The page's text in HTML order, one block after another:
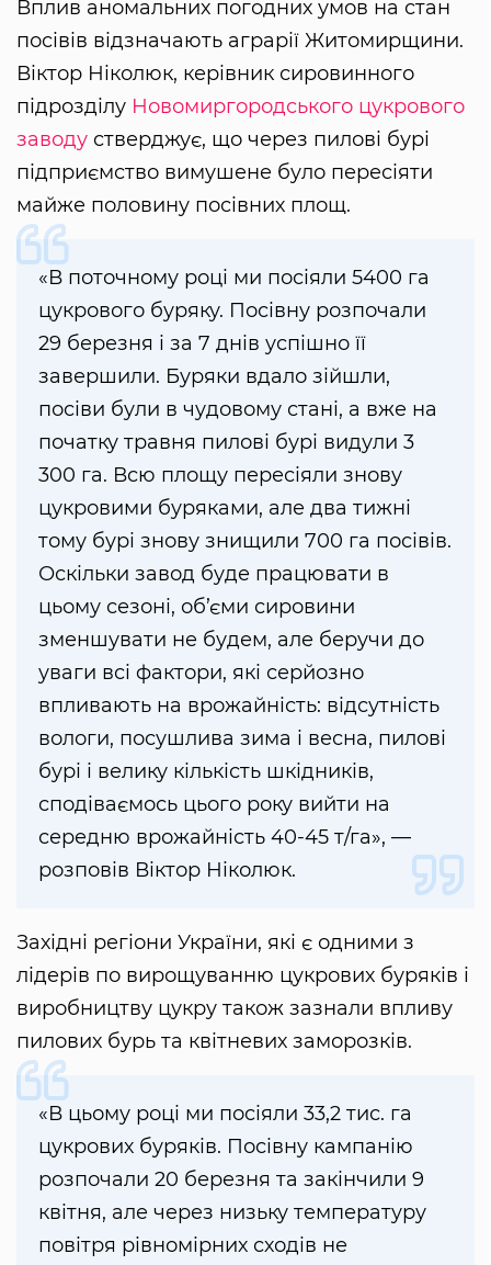
Вплив аномальних погодних умов на стан
посівів відзначають аграрії Житомирщини.
Віктор Ніколюк, керівник сировинного
підрозділу Новомиргородського цукрового
заводу стверджує, що через пилові бурі
підприємство вимушене було пересіяти
майже половину посівних площ.
«В поточному році ми посіяли 5400 га
цукрового буряку. Посівну розпочали
29 березня і за 7 днів успішно її
завершили. Буряки вдало зійшли,
посіви були в чудовому стані, а вже на
початку травня пилові бурі видули 3
300 га. Всю площу пересіяли знову
цукровими буряками, але два тижні
тому бурі знову знищили 700 га посівів.
Оскільки завод буде працювати в
цьому сезоні, об’єми сировини
зменшувати не будем, але беручи до
уваги всі фактори, які серйозно
впливають на врожайність: відсутність
вологи, посушлива зима і весна, пилові
бурі і велику кількість шкідників,
сподіваємось цього року вийти на
середню врожайність 40-45 т/га», —
розповів Віктор Ніколюк.
Західні регіони України, які є одними з
лідерів по вирощуванню цукрових буряків і
виробництву цукру також зазнали впливу
пилових бурь та квітневих заморозків.
«В цьому році ми посіяли 33,2 тис. га
цукрових буряків. Посівну кампанію
розпочали 20 березня та закінчили 9
квітня, але через низьку температуру
повітря рівномірних сходів не